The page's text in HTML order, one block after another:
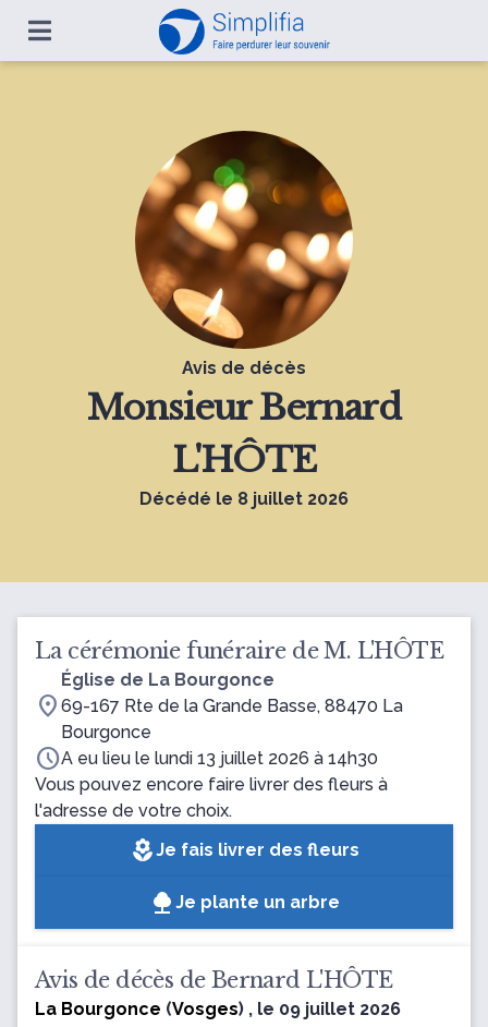
Avis de décès
MonsieurBernard
L'HÔTE
Décédé le 8 juillet 2026
La cérémonie funéraire de M. L'HÔTE
location_on
Église de La Bourgonce
69-167 Rte de la Grande Basse, 88470 La
Bourgonce
scheduleA eu lieu le lundi 13 juillet 2026 à 14h30
Vous pouvez encore faire livrer des fleurs à
l'adresse de votre choix.
local_floristJe fais livrer des fleurs
Je plante un arbre
Avis de décès de Bernard L'HÔTE
La Bourgonce (Vosges) , le 09 juillet 2026